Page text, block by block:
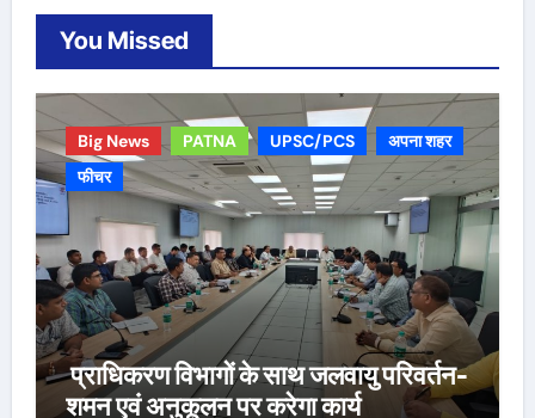
You Missed
Big News PATNA UPSC/PCS
अपना शहर
फीचर
प्राधिकरण विभागों के साथ जलवायु परिवर्तन-
शमन एवं अनुकूलन पर करेगा कार्य